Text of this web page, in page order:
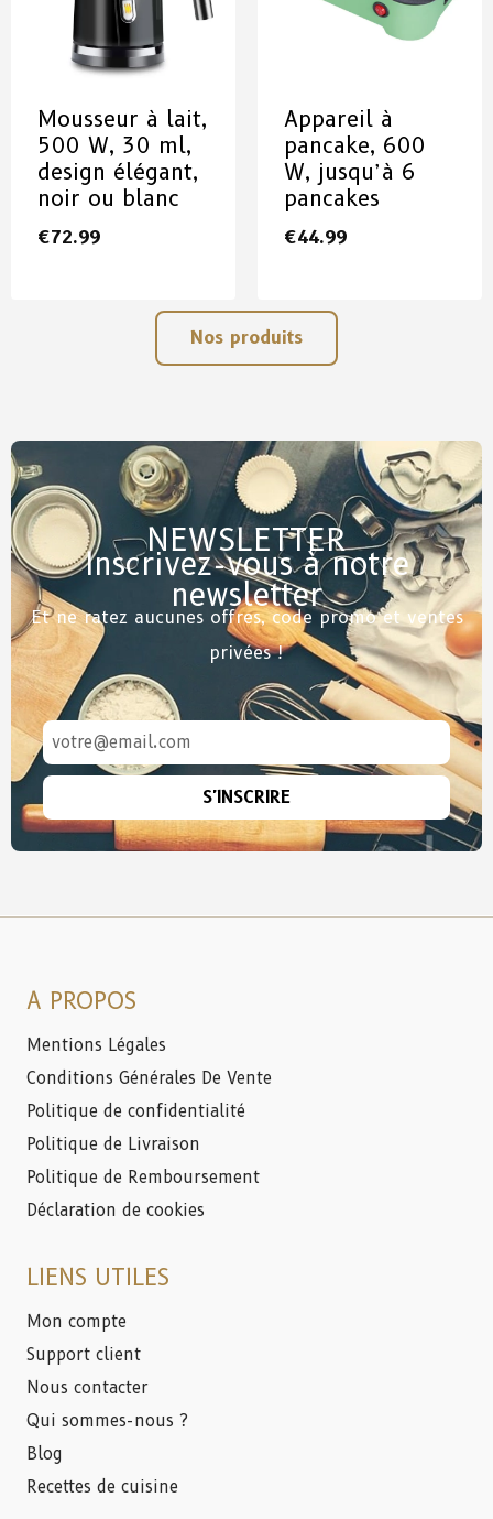
Mousseur à lait,
500 W, 30 ml,
design élégant,
noir ou blanc
€72.99
Appareil à
pancake, 600
W, jusqu’à 6
pancakes
€44.99
Nos produits
NEWSLETTER
Inscrivez-vous à notre
newsletter
Et ne ratez aucunes offres, code promo et ventes
privées !
S'INSCRIRE
A PROPOS
Mentions Légales
Conditions Générales De Vente
Politique de confidentialité
Politique de Livraison
Politique de Remboursement
Déclaration de cookies
LIENS UTILES
Mon compte
Support client
Nous contacter
Qui sommes-nous ?
Blog
Recettes de cuisine